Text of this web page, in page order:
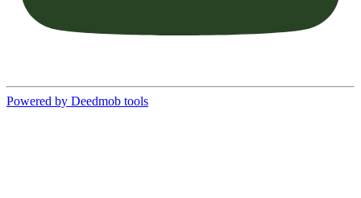
Powered by Deedmob tools